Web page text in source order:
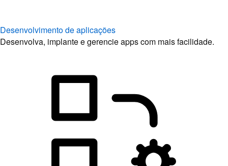
Desenvolvimento de aplicações
Desenvolva, implante e gerencie apps com mais facilidade.